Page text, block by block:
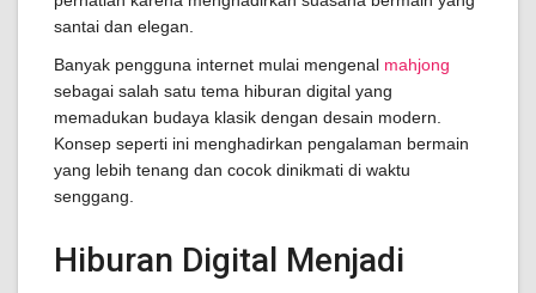
santai dan elegan.
Banyak pengguna internet mulai mengenal mahjong
sebagai salah satu tema hiburan digital yang
memadukan budaya klasik dengan desain modern.
Konsep seperti ini menghadirkan pengalaman bermain
yang lebih tenang dan cocok dinikmati di waktu
senggang.
Hiburan Digital Menjadi